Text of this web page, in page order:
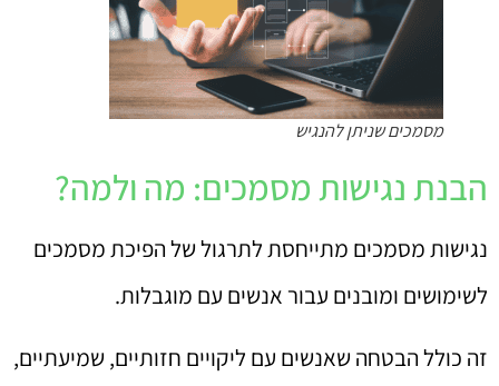
מסמכים שניתן להנגיש
הבנת נגישות מסמכים: מה ולמה?
נגישות מסמכים מתייחסת לתרגול של הפיכת מסמכים
לשימושים ומובנים עבור אנשים עם מוגבלות.
זה כולל הבטחה שאנשים עם ליקויים חזותיים, שמיעתיים,